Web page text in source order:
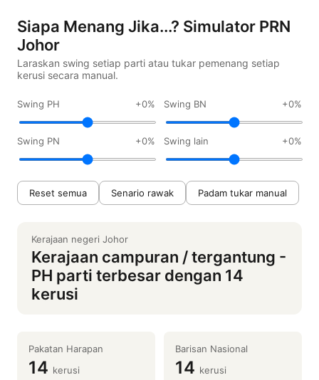
Siapa Menang Jika...? Simulator PRN
Johor
Laraskan swing setiap parti atau tukar pemenang setiap
kerusi secara manual.
Swing PH +0% Swing BN +0%
Swing PN +0% Swing lain +0%
Reset semua Senario rawak Padam tukar manual
Kerajaan negeri Johor
Kerajaan campuran / tergantung -
PH parti terbesar dengan 14
kerusi
Pakatan Harapan
14 kerusi
Barisan Nasional
14 kerusi